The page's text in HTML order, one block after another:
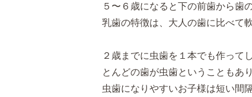
５〜６歳になると下の前歯から歯
乳歯の特徴は、大人の歯に比べて
２歳までに虫歯を１本でも作って
とんどの歯が虫歯ということもあ
虫歯になりやすいお子様は短い間